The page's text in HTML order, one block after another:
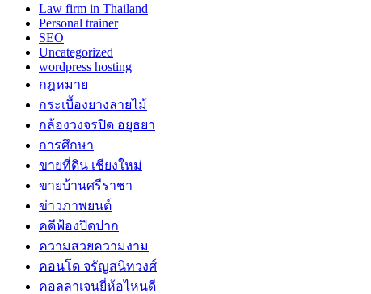
Law firm in Thailand
Personal trainer
SEO
Uncategorized
wordpress hosting
กฎหมาย
กระเบื้องยางลายไม้
กล้องวงจรปิด อยุธยา
การศึกษา
ขายที่ดิน เชียงใหม่
ขายบ้านศรีราชา
ข่าวภาพยนต์
คดีฟ้องปิดปาก
ความสวยความงาม
คอนโด จรัญสนิทวงศ์
คอลลาเจนยี่ห้อไหนดี